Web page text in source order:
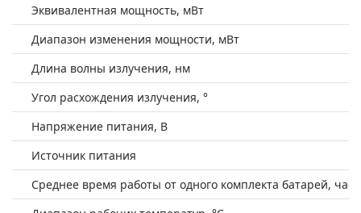
Эквивалентная мощность, мВт
Диапазон изменения мощности, мВт
Длина волны излучения, нм
Угол расхождения излучения, °
Напряжение питания, В
Источник питания
Среднее время работы от одного комплекта батарей, час